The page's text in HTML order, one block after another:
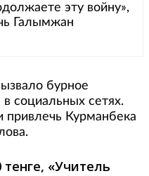
эту войну»,
Галымжан
бурное
социальных сетях.
привлечь Курманбека
«Учитель